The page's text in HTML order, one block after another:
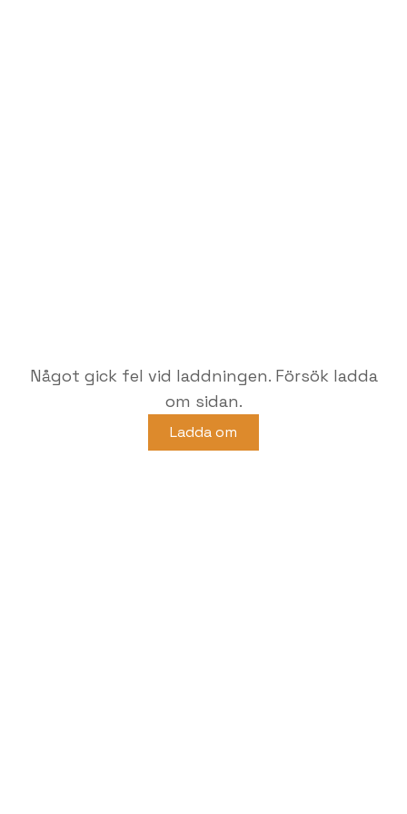
Något gick fel vid laddningen. Försök ladda
om sidan.
Ladda om